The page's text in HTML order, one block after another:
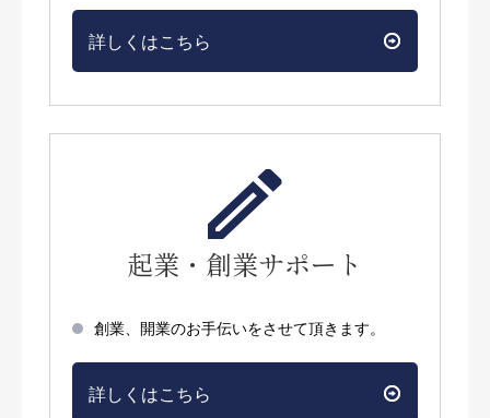
詳しくはこちら
起業・創業サポート
創業、開業のお手伝いをさせて頂きます。
詳しくはこちら